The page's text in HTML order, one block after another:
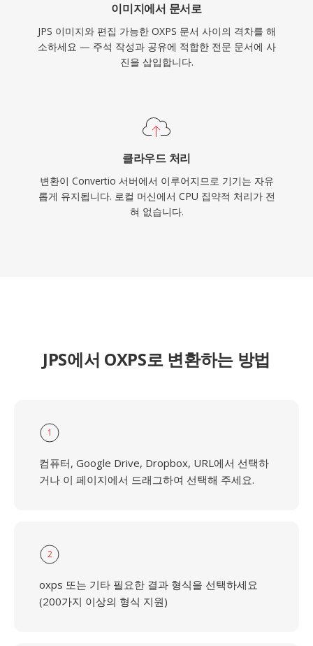
이미지에서 문서로
JPS 이미지와 편집 가능한 OXPS 문서 사이의 격차를 해
소하세요 — 주석 작성과 공유에 적합한 전문 문서에 사
진을 삽입합니다.
클라우드 처리
변환이 Convertio 서버에서 이루어지므로 기기는 자유
롭게 유지됩니다. 로컬 머신에서 CPU 집약적 처리가 전
혀 없습니다.
JPS에서 OXPS로 변환하는 방법
1
컴퓨터, Google Drive, Dropbox, URL에서 선택하
거나 이 페이지에서 드래그하여 선택해 주세요.
2
oxps 또는 기타 필요한 결과 형식을 선택하세요
(200가지 이상의 형식 지원)